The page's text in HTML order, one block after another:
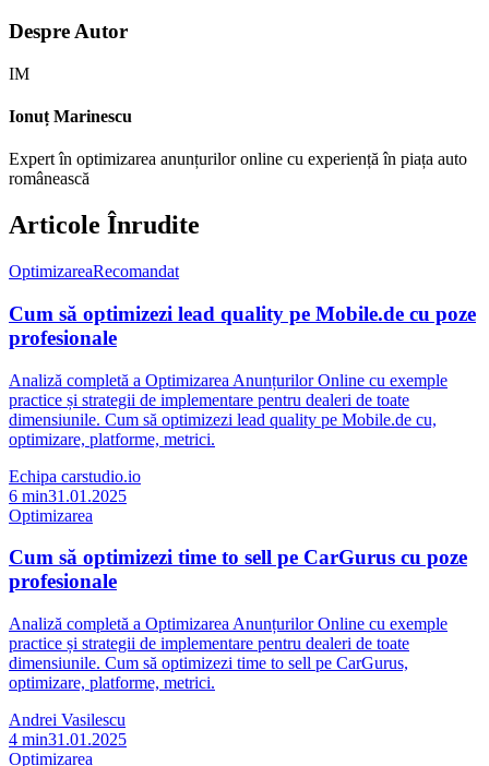
Despre Autor
IM
Ionuț Marinescu
Expert în optimizarea anunțurilor online cu experiență în piața auto
românească
Articole Înrudite
OptimizareaRecomandat
Cum să optimizezi lead quality pe Mobile.de cu poze
profesionale
Analiză completă a Optimizarea Anunțurilor Online cu exemple
practice și strategii de implementare pentru dealeri de toate
dimensiunile. Cum să optimizezi lead quality pe Mobile.de cu,
optimizare, platforme, metrici.
Echipa carstudio.io
6 min31.01.2025
Optimizarea
Cum să optimizezi time to sell pe CarGurus cu poze
profesionale
Analiză completă a Optimizarea Anunțurilor Online cu exemple
practice și strategii de implementare pentru dealeri de toate
dimensiunile. Cum să optimizezi time to sell pe CarGurus,
optimizare, platforme, metrici.
Andrei Vasilescu
4 min31.01.2025
Optimizarea